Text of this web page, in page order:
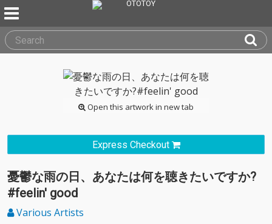
Open this artwork in new tab
Express Checkout
憂鬱な雨の日、あなたは何を聴きたいですか?
#feelin' good
Various Artists